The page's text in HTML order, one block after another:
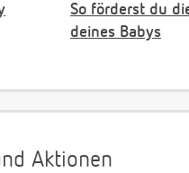
So förderst du
deines Babys
Aktionen